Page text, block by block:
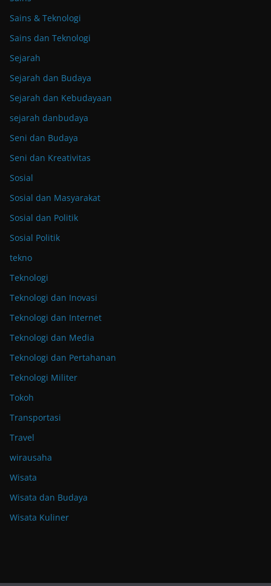
Sains & Teknologi
Sains dan Teknologi
Sejarah
Sejarah dan Budaya
Sejarah dan Kebudayaan
sejarah danbudaya
Seni dan Budaya
Seni dan Kreativitas
Sosial
Sosial dan Masyarakat
Sosial dan Politik
Sosial Politik
tekno
Teknologi
Teknologi dan Inovasi
Teknologi dan Internet
Teknologi dan Media
Teknologi dan Pertahanan
Teknologi Militer
Tokoh
Transportasi
Travel
wirausaha
Wisata
Wisata dan Budaya
Wisata Kuliner